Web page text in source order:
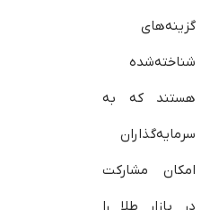
گزینه‌های
شناخته‌شده
هستند که به
سرمایه‌گذاران
امکان مشارکت
در بازار طلا را